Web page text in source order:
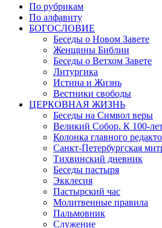
По рубрикам
По алфавиту
БОГОСЛОВИЕ
Беседы о Новом Завете
Женщины Библии
Беседы о Ветхом Завете
Литургика
Истина и Жизнь
Вестники свободы
ЦЕРКОВНАЯ ЖИЗНЬ
Беседы на Символ веры
Великий Собор. К 100-
Колонка главного
Санкт-Петербургская
Тихвинский дневник
Беседы пастыря
Экклесия
Пастырский час
Молитвенные правила
Пальмовник
Служение